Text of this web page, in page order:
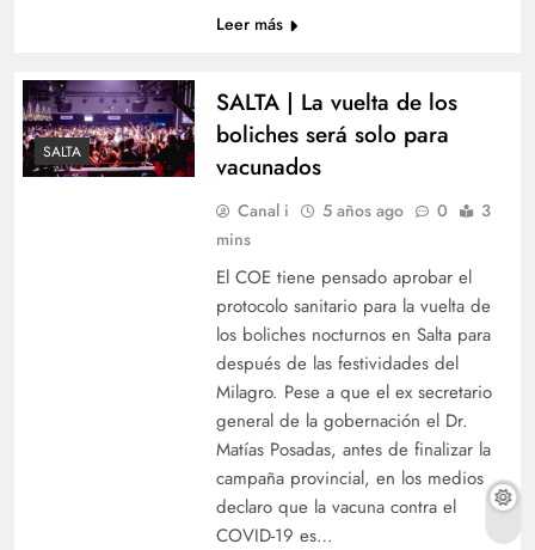
Leer más
SALTA
SALTA | La vuelta de los
boliches será solo para
vacunados
Canal i 5 años ago 0
3
mins
El COE tiene pensado aprobar el
protocolo sanitario para la vuelta de
los boliches nocturnos en Salta para
después de las festividades del
Milagro. Pese a que el ex secretario
general de la gobernación el Dr.
Matías Posadas, antes de finalizar la
campaña provincial, en los medios
declaro que la vacuna contra el
COVID-19 es…